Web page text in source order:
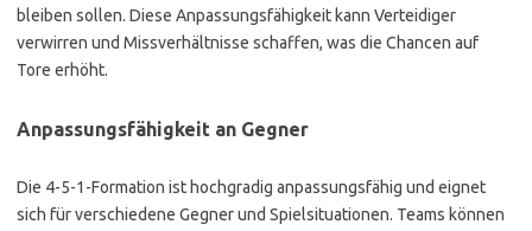
bleiben sollen. Diese Anpassungsfähigkeit kann Verteidiger
verwirren und Missverhältnisse schaffen, was die Chancen auf
Tore erhöht.
Anpassungsfähigkeit an Gegner
Die 4-5-1-Formation ist hochgradig anpassungsfähig und eignet
sich für verschiedene Gegner und Spielsituationen. Teams können